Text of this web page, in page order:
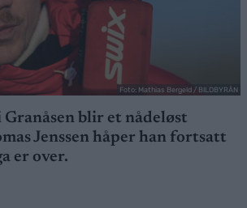
Foto: Mathias Bergeld / BILDBYRÅN
Granåsen blir et nådeløst
Jenssen håper han fortsatt
er over.